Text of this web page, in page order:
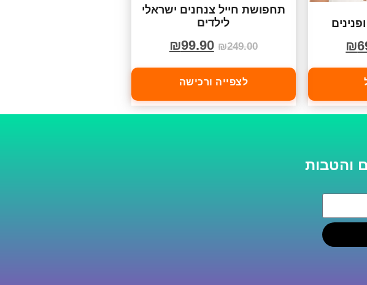
₪
תחפושת חייל צנחנים ישראלי
לילדים
₪249.00
₪99.90
לצפייה ורכישה
והטבות